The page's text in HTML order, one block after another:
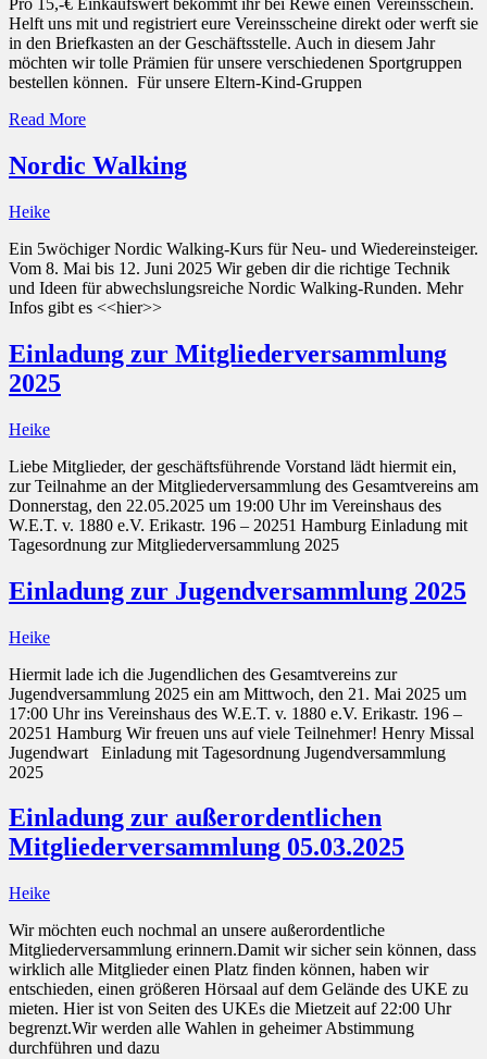
Pro 15,-€ Einkaufswert bekommt ihr bei Rewe einen Vereinsschein.
Helft uns mit und registriert eure Vereinsscheine direkt oder werft sie
in den Briefkasten an der Geschäftsstelle. Auch in diesem Jahr
möchten wir tolle Prämien für unsere verschiedenen Sportgruppen
bestellen können. Für unsere Eltern-Kind-Gruppen
Read More
Nordic Walking
Heike
Ein 5wöchiger Nordic Walking-Kurs für Neu- und Wiedereinsteiger.
Vom 8. Mai bis 12. Juni 2025 Wir geben dir die richtige Technik
und Ideen für abwechslungsreiche Nordic Walking-Runden. Mehr
Infos gibt es <<hier>>
Einladung zur Mitgliederversammlung
2025
Heike
Liebe Mitglieder, der geschäftsführende Vorstand lädt hiermit ein,
zur Teilnahme an der Mitgliederversammlung des Gesamtvereins am
Donnerstag, den 22.05.2025 um 19:00 Uhr im Vereinshaus des
W.E.T. v. 1880 e.V. Erikastr. 196 – 20251 Hamburg Einladung mit
Tagesordnung zur Mitgliederversammlung 2025
Einladung zur Jugendversammlung 2025
Heike
Hiermit lade ich die Jugendlichen des Gesamtvereins zur
Jugendversammlung 2025 ein am Mittwoch, den 21. Mai 2025 um
17:00 Uhr ins Vereinshaus des W.E.T. v. 1880 e.V. Erikastr. 196 –
20251 Hamburg Wir freuen uns auf viele Teilnehmer! Henry Missal
Jugendwart Einladung mit Tagesordnung Jugendversammlung
2025
Einladung zur außerordentlichen
Mitgliederversammlung 05.03.2025
Heike
Wir möchten euch nochmal an unsere außerordentliche
Mitgliederversammlung erinnern.Damit wir sicher sein können, dass
wirklich alle Mitglieder einen Platz finden können, haben wir
entschieden, einen größeren Hörsaal auf dem Gelände des UKE zu
mieten. Hier ist von Seiten des UKEs die Mietzeit auf 22:00 Uhr
begrenzt.Wir werden alle Wahlen in geheimer Abstimmung
durchführen und dazu